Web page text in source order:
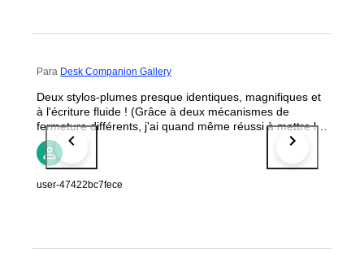
Para Desk Companion Gallery
Deux stylos-plumes presque identiques, magnifiques et
à l'écriture fluide ! (Grâce à deux mécanismes de
fermeture différents, j'ai quand même réussi à mettre le
bon capuchon sur chaque stylo. 😀)
user-47422bc7fece